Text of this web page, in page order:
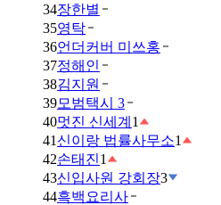
34장한별
35영탁
36언더커버 미쓰홍
37정해인
38김지원
39모범택시 3
40멋진 신세계 1
41 신이랑 법률사무소1
42손태진1
43신입사원 강회장3
44흑백요리사